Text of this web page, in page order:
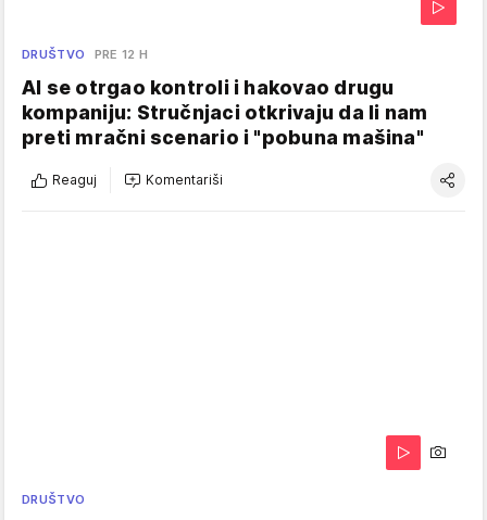
DRUŠTVO PRE 12 H
AI se otrgao kontroli i hakovao drugu
kompaniju: Stručnjaci otkrivaju da li nam
preti mračni scenario i "pobuna mašina"
Reaguj Komentariši
DRUŠTVO